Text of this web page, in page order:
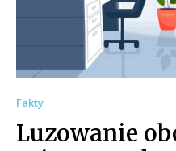
Fakty
Luzowanie